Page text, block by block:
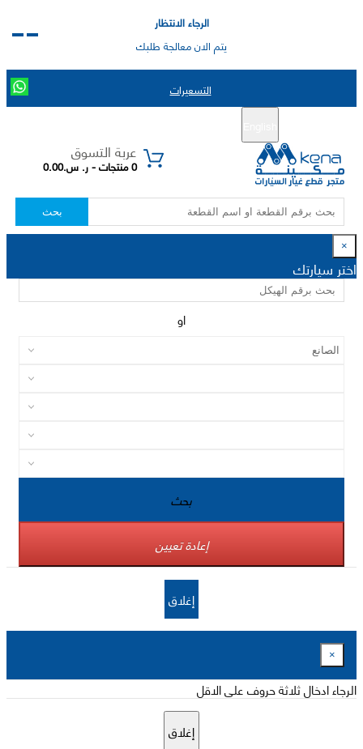
الرجاء الانتظار
يتم الان معالجة طلبك
التسعيرات
عربة التسوق
0 منتجات - ر. س.0.00
بحث
×
اختر سيارتك
او
بحث
إعادة تعيين
إغلاق
×
الرجاء ادخال ثلاثة حروف على الاقل
إغلاق